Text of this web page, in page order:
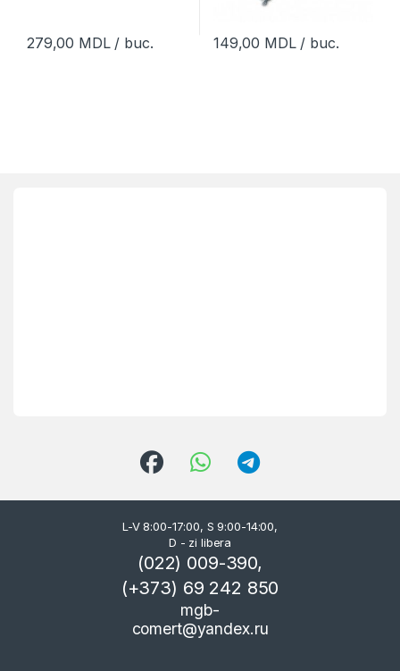
279,00 MDL/ buc. 149,00 MDL/ buc.
L-V 8:00-17:00, S 9:00-14:00,
D - zi libera
(022) 009-390,
(+373) 69 242 850
mgb-
comert@yandex.ru